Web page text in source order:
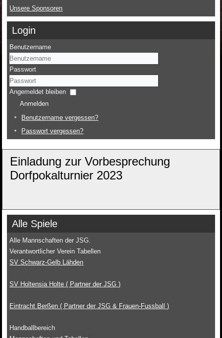
Unsere Sponsoren
Login
Benutzername
Passwort
Angemeldet bleiben
Anmelden
Benutzername vergessen?
Passwort vergessen?
Einladung zur Vorbesprechung
Dorfpokalturnier 2023
Alle Spiele
Alle Mannschaften der JSG.
Verantwortlicher Verein Tabellen
SV Schwarz-Gelb Lähden
SV Holtensia Holte ( Partner der JSG )
Eintracht Berßen ( Partner der JSG & Frauen-Fussball )
Handballbereich